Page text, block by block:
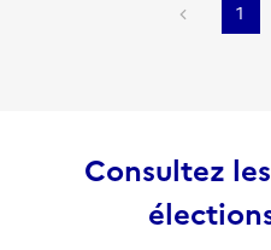
1
Consultez